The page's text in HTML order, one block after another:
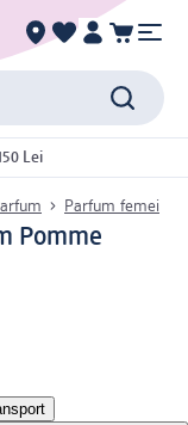
Lei
Parfum femei
Pomme